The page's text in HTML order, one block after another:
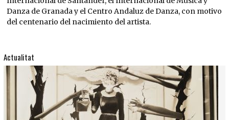
Danza de Granada y el Centro Andaluz de Danza, con motivo
del centenario del nacimiento del artista.
Actualitat